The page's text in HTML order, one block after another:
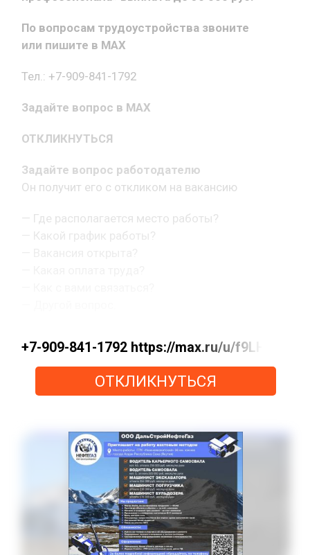
По вопросам трудоустройства звоните
или пишите в MAX
Тел.: +7-909-841-1792
Задайте вопрос в MAX
ОТКЛИКНУТЬСЯ
Задайте вопрос работодателю
Он получит его с откликом на вакансию
— Где располагается место работы?
— Какой график работы?
+7-909-841-1792 https://max.ru/u/
ОТКЛИКНУТЬСЯ